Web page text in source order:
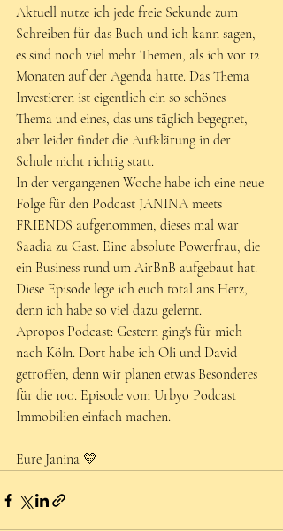
Aktuell nutze ich jede freie Sekunde zum
Schreiben für das Buch und ich kann sagen,
es sind noch viel mehr Themen, als ich vor 12
Monaten auf der Agenda hatte. Das Thema
Investieren ist eigentlich ein so schönes
Thema und eines, das uns täglich begegnet,
aber leider findet die Aufklärung in der
Schule nicht richtig statt.
In der vergangenen Woche habe ich eine neue
Folge für den Podcast JANINA meets
FRIENDS aufgenommen, dieses mal war
Saadia zu Gast. Eine absolute Powerfrau, die
ein Business rund um AirBnB aufgebaut hat.
Diese Episode lege ich euch total ans Herz,
denn ich habe so viel dazu gelernt.
Apropos Podcast: Gestern ging's für mich
nach Köln. Dort habe ich Oli und David
getroffen, denn wir planen etwas Besonderes
für die 100. Episode vom Urbyo Podcast
Immobilien einfach machen.
Eure Janina 💛